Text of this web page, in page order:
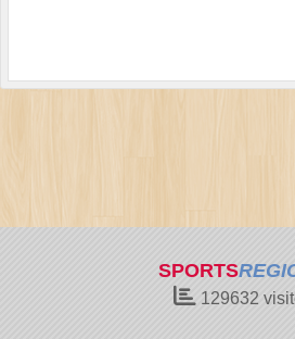
SPORTS
129632